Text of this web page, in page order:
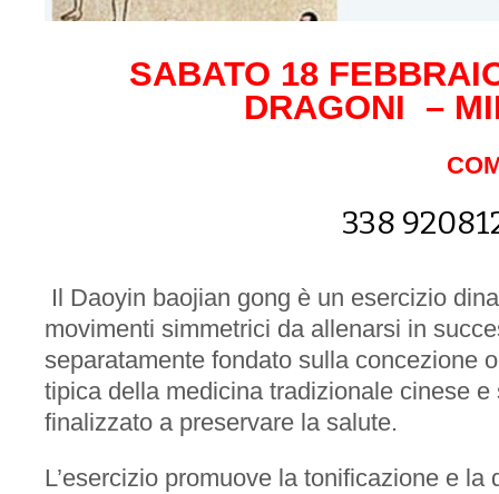
SABATO 18
DRAGONI –
338
Il Daoyin baojian gong è un esercizio
movimenti simmetrici da allenarsi in
separatamente fondato sulla concezione
tipica della medicina tradizionale cinese
finalizzato a preservare la salute.
L’esercizio promuove la tonificazione e la